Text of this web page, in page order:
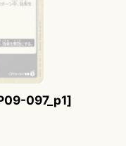
097_p1]